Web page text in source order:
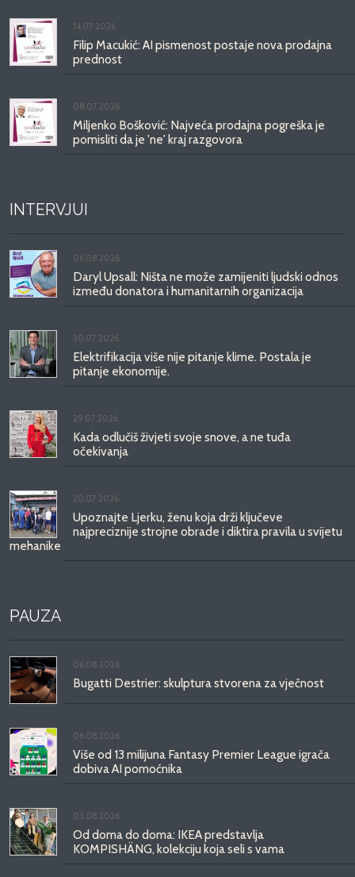
14.07.2026.
Filip Macukić: AI pismenost postaje nova prodajna
prednost
08.07.2026.
Miljenko Bošković: Najveća prodajna pogreška je
pomisliti da je 'ne' kraj razgovora
INTERVJUI
06.08.2026.
Daryl Upsall: Ništa ne može zamijeniti ljudski odnos
između donatora i humanitarnih organizacija
30.07.2026.
Elektrifikacija više nije pitanje klime. Postala je
pitanje ekonomije.
29.07.2026.
Kada odlučiš živjeti svoje snove, a ne tuđa
očekivanja
20.07.2026.
Upoznajte Ljerku, ženu koja drži ključeve
najpreciznije strojne obrade i diktira pravila u svijetu
mehanike
PAUZA
06.08.2026.
Bugatti Destrier: skulptura stvorena za vječnost
06.08.2026.
Više od 13 milijuna Fantasy Premier League igrača
dobiva AI pomoćnika
03.08.2026.
Od doma do doma: IKEA predstavlja
KOMPISHÄNG, kolekciju koja seli s vama